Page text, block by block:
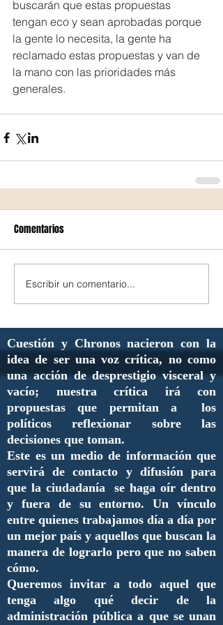
buscarán que estas propuestas
tengan eco y sean aprobadas porque
la gente lo necesita, la gente ha
reclamado estas propuestas y van de
la mano con las prioridades más
generales.
Comentarios
Escribir un comentario...
Cuestión y Chronos nacieron con la
idea de ser una voz crítica, no como
una acción de desprestigio visceral y
vacío; nuestra crítica irá con
propuestas que permitan a los
políticos reflexionar sobre las
decisiones que toman.
Este es un medio de información que
servirá de contacto y difusión para
que la ciudadanía se haga oír dentro
y fuera de su entorno. Un vínculo
entre quienes trabajamos día a día por
un mejor país y aquellos que buscan la
manera de lograrlo pero que no saben
cómo.
Queremos invitar a todo aquel que
tenga algo qué decir de la
administración pública a que se unan